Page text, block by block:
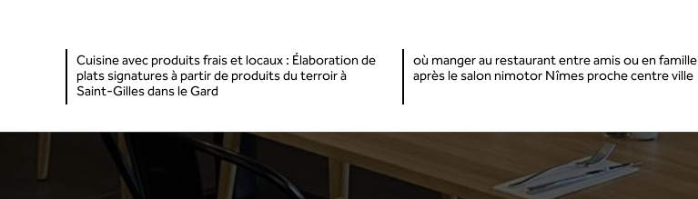
Cuisine avec produits frais et locaux : Élaboration de
plats signatures à partir de produits du terroir à
Saint-Gilles dans le Gard
où manger au restaurant entre amis ou en famille
après le salon nimotor Nîmes proche centre ville